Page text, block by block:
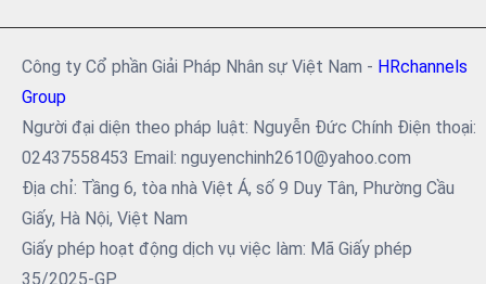
Công ty Cổ phần Giải Pháp Nhân sự Việt Nam - HRchannels
Group
Người đại diện theo pháp luật: Nguyễn Đức Chính Điện thoại:
02437558453 Email: nguyenchinh2610@yahoo.com
Địa chỉ: Tầng 6, tòa nhà Việt Á, số 9 Duy Tân, Phường Cầu
Giấy, Hà Nội, Việt Nam
Giấy phép hoạt động dịch vụ việc làm: Mã Giấy phép
35/2025-GP